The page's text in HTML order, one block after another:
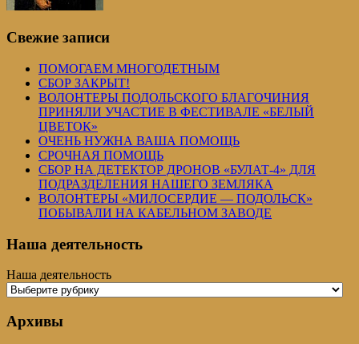
Свежие записи
ПОМОГАЕМ МНОГОДЕТНЫМ
СБОР ЗАКРЫТ!
ВОЛОНТЕРЫ ПОДОЛЬСКОГО БЛАГОЧИНИЯ
ПРИНЯЛИ УЧАСТИЕ В ФЕСТИВАЛЕ «БЕЛЫЙ
ЦВЕТОК»
ОЧЕНЬ НУЖНА ВАША ПОМОЩЬ
СРОЧНАЯ ПОМОЩЬ
СБОР НА ДЕТЕКТОР ДРОНОВ «БУЛАТ-4» ДЛЯ
ПОДРАЗДЕЛЕНИЯ НАШЕГО ЗЕМЛЯКА
ВОЛОНТЕРЫ «МИЛОСЕРДИЕ — ПОДОЛЬСК»
ПОБЫВАЛИ НА КАБЕЛЬНОМ ЗАВОДЕ
Наша деятельность
Наша деятельность
Архивы